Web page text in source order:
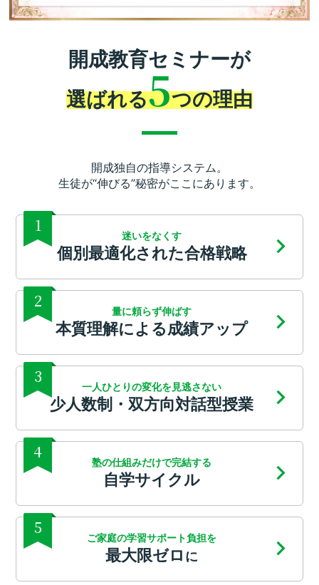
開成教育セミナーが
選ばれる5つの理由
開成独自の指導システム。
生徒が“伸びる”秘密がここにあります。
1
迷いをなくす
個別最適化された合格戦略
2
量に頼らず伸ばす
本質理解による成績アップ
3
一人ひとりの変化を見逃さない
少人数制・双方向対話型授業
4
塾の仕組みだけで完結する
自学サイクル
5
ご家庭の学習サポート負担を
最大限ゼロ に